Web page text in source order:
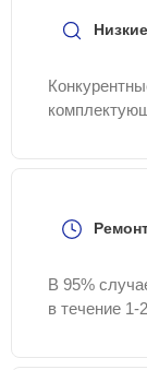
В 95%
в течение 1-